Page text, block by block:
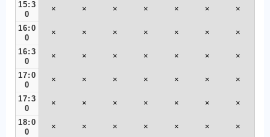
15:3
0
× × × × × × ×
16:0
0
× × × × × × ×
16:3
0
× × × × × × ×
17:0
0
× × × × × × ×
17:3
0
× × × × × × ×
18:0
0
× × × × × × ×